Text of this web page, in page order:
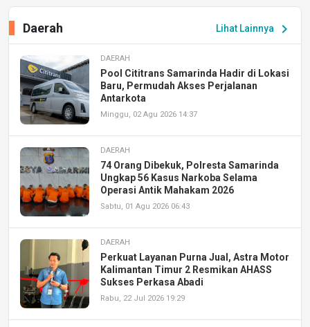
Lihat Lainnya chevron_right
Daerah
DAERAH
Pool Cititrans Samarinda Hadir di Lokasi
Baru, Permudah Akses Perjalanan
Antarkota
Minggu, 02 Agu 2026 14:37
DAERAH
74 Orang Dibekuk, Polresta Samarinda
Ungkap 56 Kasus Narkoba Selama
Operasi Antik Mahakam 2026
Sabtu, 01 Agu 2026 06:43
DAERAH
Perkuat Layanan Purna Jual, Astra Motor
Kalimantan Timur 2 Resmikan AHASS
Sukses Perkasa Abadi
Rabu, 22 Jul 2026 19:29